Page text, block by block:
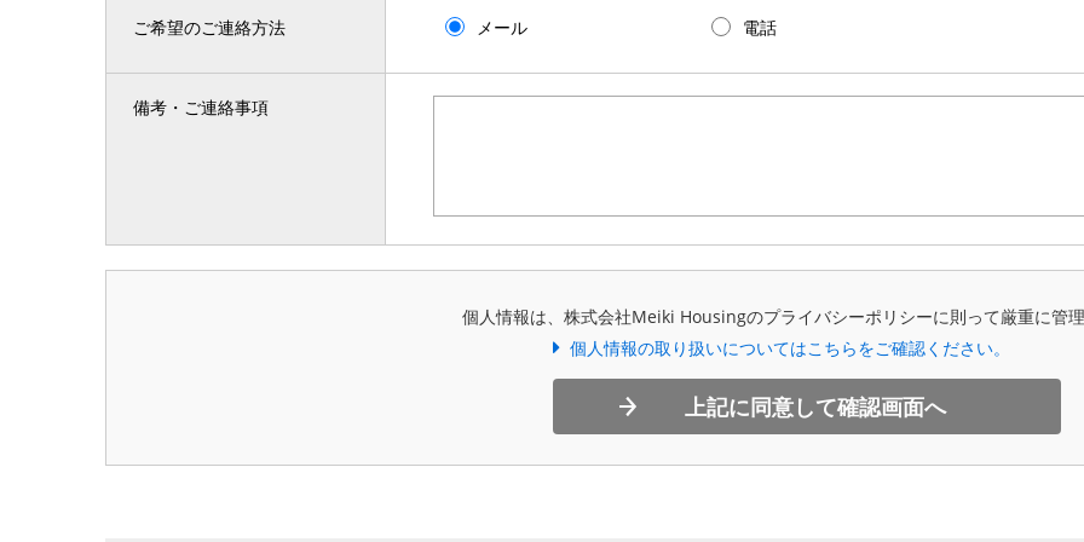
ご希望のご連絡方法 メール 電話
備考・ご連絡事項
個人情報は、株式会社Meiki Housingのプライバシーポリシーに則って厳重に管理
個人情報の取り扱いについてはこちらをご確認ください。
上記に同意して確認画面へ